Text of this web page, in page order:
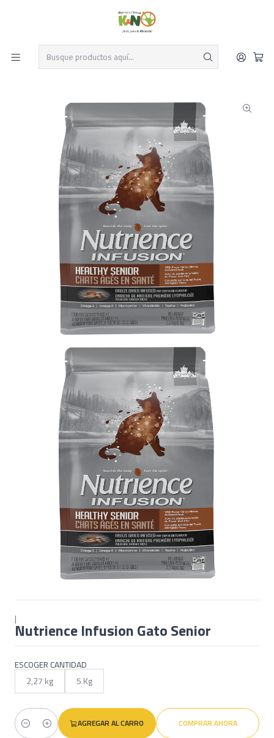
Despacho el mismo día y envío gratis por compras sobre $19.990
Leer más
Productos para Gatos
Alimentos para Gatos Nutrience Infusion Gato Senior
|
Nutrience Infusion Gato Senior
ESCOGER CANTIDAD
2,27 kg 5 Kg
Cantidad
AGREGAR AL CARRO COMPRAR AHORA